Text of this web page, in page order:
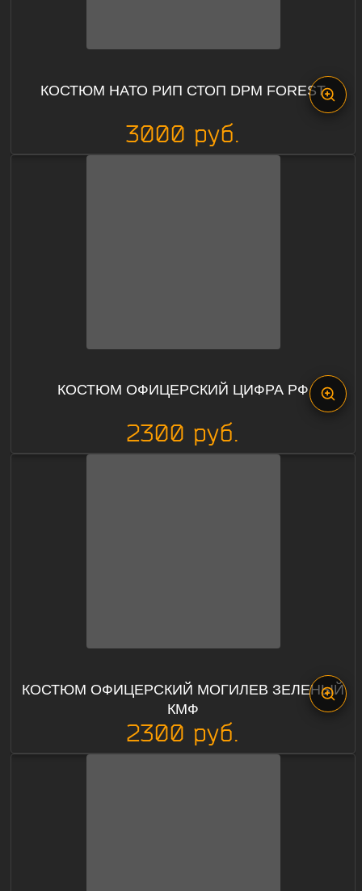
КОСТЮМ НАТО РИП СТОП DPM FOREST
3000 руб.
КОСТЮМ ОФИЦЕРСКИЙ ЦИФРА РФ
2300 руб.
КОСТЮМ ОФИЦЕРСКИЙ МОГИЛЕВ ЗЕЛЕНЫЙ
КМФ
2300 руб.